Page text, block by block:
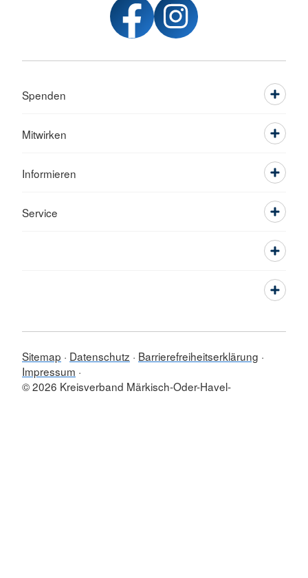
Spenden
Mitwirken
Informieren
Service
Sitemap Datenschutz
Barrierefreiheitserklärung
Impressum
© 2026 Kreisverband Märkisch-Oder-Havel-